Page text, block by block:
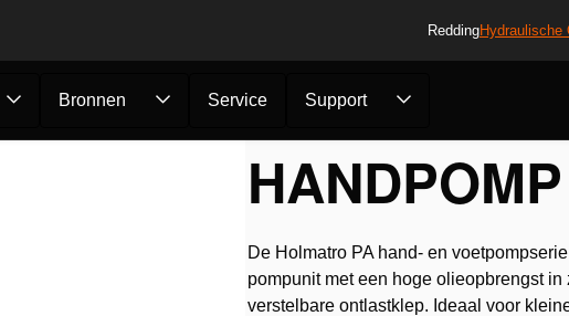
ReddingHydraulische
Bronnen Service Support
/Handpomp PA 18 H ...
De Holmatro PA hand- en
pompunit met een hoge olieopbrengst
verstelbare ontlastklep. Ideaal voor